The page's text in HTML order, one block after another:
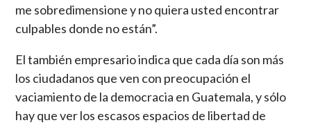
me sobredimensione y no quiera usted encontrar
culpables donde no están”.
El también empresario indica que cada día son más
los ciudadanos que ven con preocupación el
vaciamiento de la democracia en Guatemala, y sólo
hay que ver los escasos espacios de libertad de